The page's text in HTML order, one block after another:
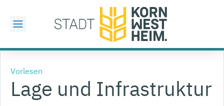
Vorlesen
Lage und Infrastruktur